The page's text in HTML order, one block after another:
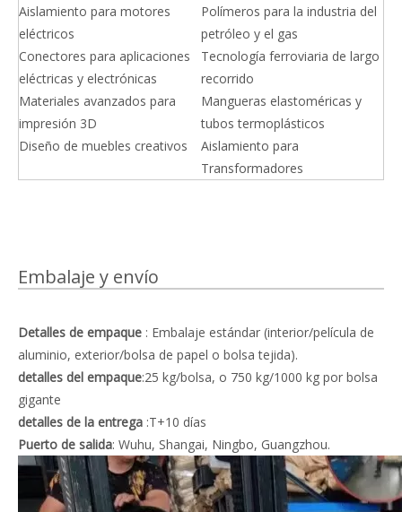
Aislamiento para motores
eléctricos
Conectores para aplicaciones
eléctricas y electrónicas
Materiales avanzados para
impresión 3D
Diseño de muebles creativos
Polímeros para la industria del
petróleo y el gas
Tecnología ferroviaria de largo
recorrido
Mangueras elastoméricas y
tubos termoplásticos
Aislamiento para
Transformadores
Embalaje y envío
Detalles de empaque : Embalaje estándar (interior/película de
aluminio, exterior/bolsa de papel o bolsa tejida).
detalles del empaque:25 kg/bolsa, o 750 kg/1000 kg por bolsa
gigante
detalles de la entrega :T+10 días
Puerto de salida: Wuhu, Shangai, Ningbo, Guangzhou.